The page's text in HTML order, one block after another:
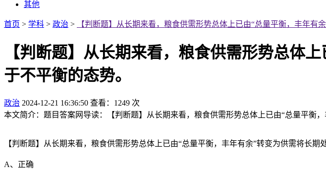
其他
首页 > 学科 > 政治 > 【判断题】从长期来看，粮食供需形势总体上已由“总量平衡，丰年有
【判断题】从长期来看，粮食供需形势总体
于不平衡的态势。
政治 2024-12-21 16:36:50 查看：1249 次
本文简介：题目答案网导读：【判断题】从长期来看，粮食供需形势总体上已由“总量平衡
【判断题】从长期来看，粮食供需形势总体上已由“总量平衡，丰年有余”转变为供需将长期
A、正确